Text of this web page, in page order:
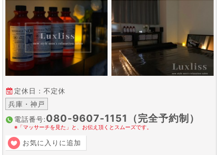
定休日：不定休
兵庫・神戸
電話番号:080-9607-1151（完全予約制）
※「マッサーチを見た」と、お伝え頂くとスムーズです。
お気に入りに追加